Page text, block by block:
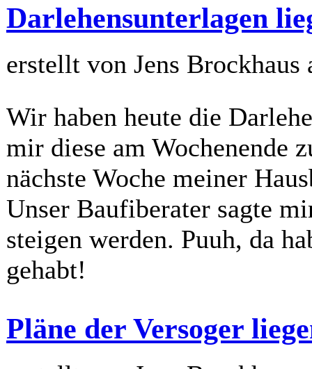
Darlehensunterlagen
erstellt von Jens Brockhaus
Wir haben heute die
mir diese am Wochenende
nächste Woche meiner
Unser Baufiberater sagte
steigen werden. Puuh, da
gehabt!
Pläne der Versoger